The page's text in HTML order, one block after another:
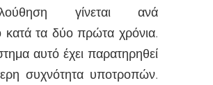
γίνεται ανά
κατά τα δύο πρώτα χρόνια.
αυτό έχει παρατηρηθεί
συχνότητα υποτροπών.